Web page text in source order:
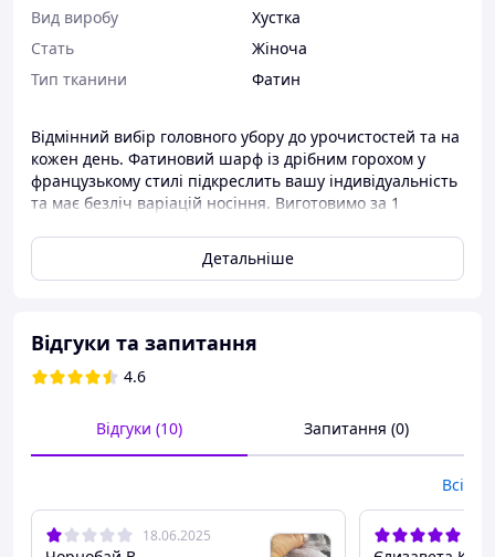
Вид виробу
Хустка
Стать
Жіноча
Тип тканини
Фатин
Відмінний вибір головного убору до урочистостей та на
кожен день. Фатиновий шарф із дрібним горохом у
французькому стилі підкреслить вашу індивідуальність
та має безліч варіацій носіння. Виготовимо за 1
Детальніше
Відгуки та запитання
4.6
Відгуки (10) Запитання (0)
Всі
18.06.2025